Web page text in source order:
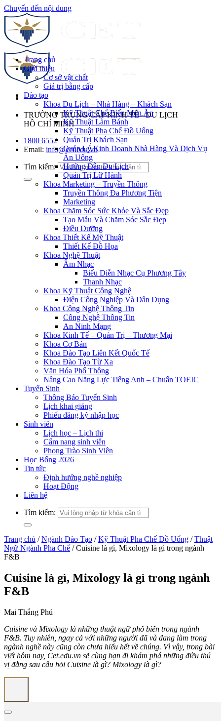
Chuyển đến nội dung
TRƯỜNG TRUNG CẤP KINH TẾ - DU LỊCH
HỒ CHÍ MINH
1800 6552
Email: info@cet.edu.vn
Tìm kiếm:
Trang chủ
Giới thiệu
Cơ sở vật chất
Giá trị bằng cấp
Đào tạo
Khoa Du Lịch – Nhà Hàng – Khách Sạn
Kỹ Thuật Chế Biến Món Ăn
Kỹ Thuật Làm Bánh
Kỹ Thuật Pha Chế Đồ Uống
Quản Trị Khách Sạn
Quản Lý Kinh Doanh Nhà Hàng Và Dịch Vụ
Ăn Uống
Hướng Dẫn Du Lịch
Quản Trị Lữ Hành
Khoa Marketing – Truyền Thông
Truyền Thông Đa Phương Tiện
Marketing
Khoa Chăm Sóc Sức Khỏe Và Sắc Đẹp
Tạo Mẫu Và Chăm Sóc Sắc Đẹp
Điều Dưỡng
Khoa Thiết Kế Mỹ Thuật
Thiết Kế Đồ Họa
Khoa Nghệ Thuật
Âm Nhạc
Biểu Diễn Nhạc Cụ Phương Tây
Thanh Nhạc
Khoa Kỹ Thuật Công Nghệ
Điện Công Nghiệp Và Dân Dụng
Khoa Công Nghệ Thông Tin
Công Nghệ Thông Tin
An Ninh Mạng
Khoa Kinh Tế – Quản Trị – Thương Mại
Khoa Cơ Bản
Khoa Đào Tạo Liên Kết Quốc Tế
Khoa Đào Tạo Từ Xa
Văn Hóa Phổ Thông
Nâng Cao Năng Lực Tiếng Anh – Chuẩn TOEIC
Tuyển Sinh
Thông Báo Tuyển Sinh
Lịch khai giảng
Phiếu đăng ký nhập học
Sinh viên
Lịch học – Lịch thi
Cẩm nang sinh viên
Phong Trào Sinh Viên
Học Bổng 2026
Tin tức
Định hướng nghề nghiệp
Hoạt Động
Liên hệ
Tìm kiếm:
Trang chủ / Ngành Đào Tạo / Kỹ Thuật Pha Chế Đồ Uống / Thuật
Ngữ Ngành Pha Chế / Cuisine là gì, Mixology là gì trong ngành
F&B
Cuisine là gì, Mixology là gì trong ngành
F&B
Mai Thắng Phú
Cuisine và Mixology là những thuật ngữ phổ biến trong ngành
F&B. Tuy nhiên, ngay cả với những người đã và đang làm trong
ngành nghề này cũng còn chưa hiểu hết về chúng. Vì vậy, trong bài
viết hôm nay, Cet.edu.vn sẽ cùng bạn đi khám phá những điều thú
vị đằng sau câu hỏi Cuisine là gì? Mixology là gì?